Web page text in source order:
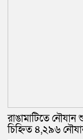
রাঙামাটিতে নৌযান
চিহ্নিত ৪,২৯৬